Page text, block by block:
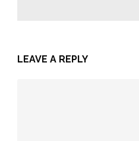
LEAVE A REPLY